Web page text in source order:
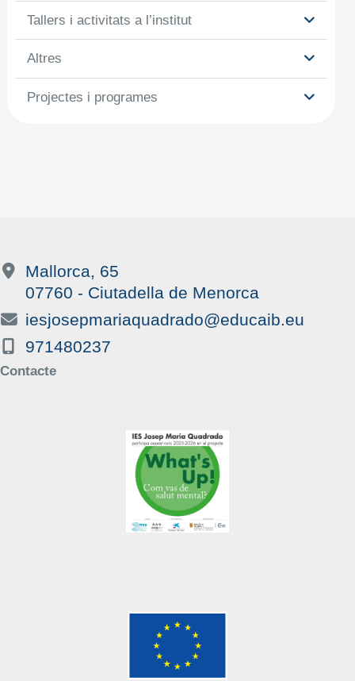
Tallers i activitats a l’institut
Altres
Projectes i programes
Mallorca, 65
07760 - Ciutadella de Menorca
iesjosepmariaquadrado@educaib.eu
971480237
Contacte